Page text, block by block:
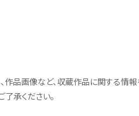
品画像など、収蔵作品に関する情報
承ください。